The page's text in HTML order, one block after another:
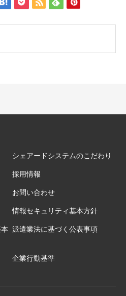
シェアードシステムのこだわり
採用情報
お問い合わせ
情報セキュリティ基本方針
派遣業法に基づく公表事項
企業行動基準